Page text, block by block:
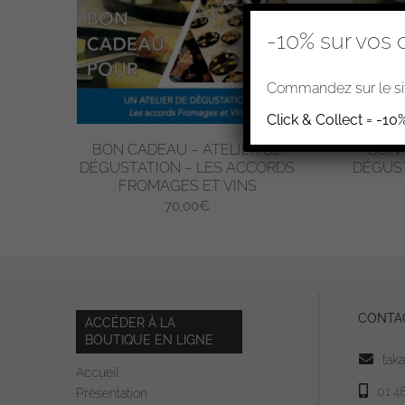
BON CADEAU – ATELIER DE
DÉGUSTATION – LES ACCORDS
FROMAGES ET VINS
70,00€
BON
ACCÉDER À LA
BOUTIQUE EN LIGNE
Accueil
Présentation
01
-10% sur
Commandez sur le
Click & Collect = -